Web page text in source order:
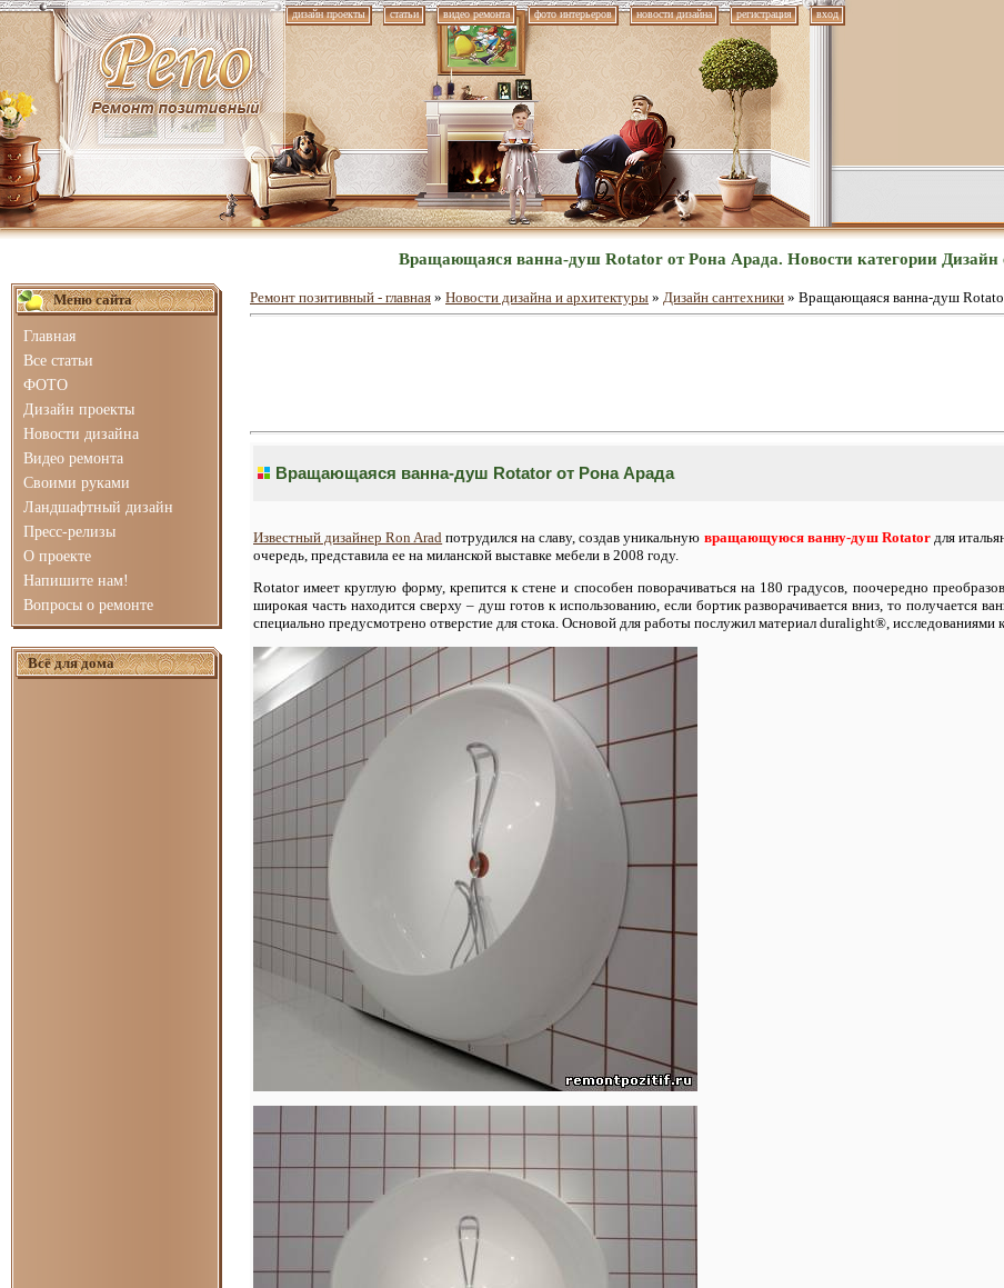
дизайн проекты статьи видео ремонта фото интерьеров новости дизайна регистрация вход
Вращающаяся ванна-душ Rotator от Рона Арада. Новости категории Дизайн
Меню сайта
Главная
Все статьи
ФОТО
Дизайн проекты
Новости дизайна
Видео ремонта
Своими руками
Ландшафтный дизайн
Пресс-релизы
О проекте
Напишите нам!
Вопросы о ремонте
Всё для дома
Ремонт позитивный - главная » Новости дизайна и архитектуры » Дизайн сантехники » Вращающаяся ванна-душ
Вращающаяся ванна-душ Rotator от Рона Арада
Известный дизайнер Ron Arad потрудился на славу, создав уникальную вращающуюся ванну-душ Rotatorдля
очередь, представила ее на миланской выставке мебели в 2008 году.
Rotator имеет круглую форму, крепится к стене и способен поворачиваться на 180 градусов, поочередно
широкая часть находится сверху – душ готов к использованию, если бортик разворачивается вниз, то получается
специально предусмотрено отверстие для стока. Основой для работы послужил материал duralight®, исследованиями